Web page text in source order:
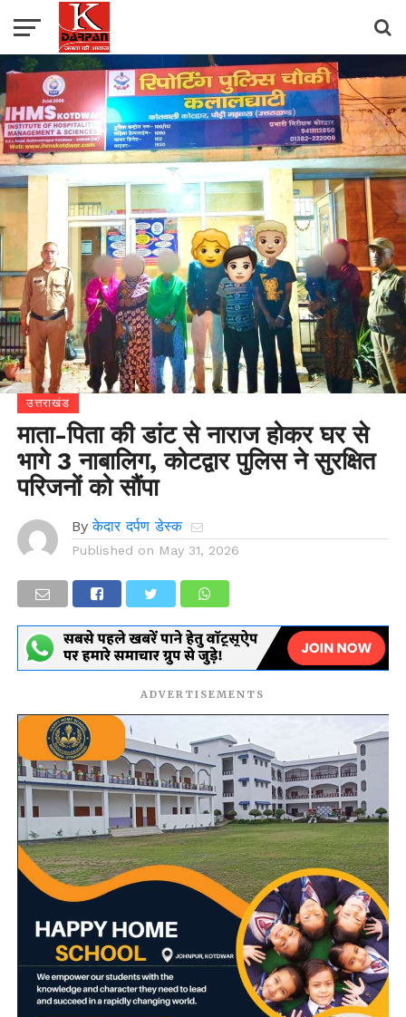
उत्तराखंड
माता-पिता की डांट से नाराज होकर घर से
भागे 3 नाबालिग, कोटद्वार पुलिस ने सुरक्षित
परिजनों को सौंपा
By केदार दर्पण डेस्क
Published on May 31, 2026
ADVERTISEMENTS